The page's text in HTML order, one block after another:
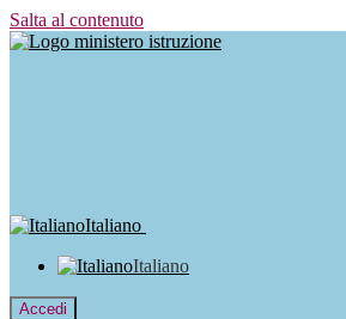
Salta al contenuto
Italiano
Italiano
Accedi